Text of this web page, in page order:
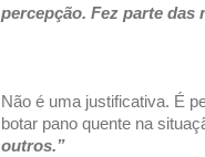
percepção. Fez parte das
Não é uma justificativa. É
botar pano quente na
outros.”